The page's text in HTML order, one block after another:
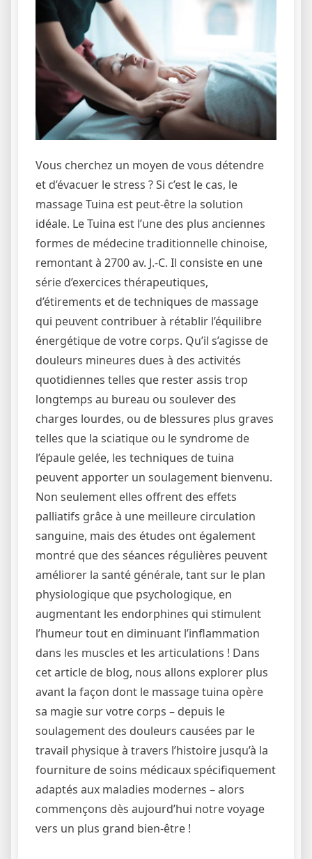
Vous cherchez un moyen de vous détendre
et d’évacuer le stress ? Si c’est le cas, le
massage Tuina est peut-être la solution
idéale. Le Tuina est l’une des plus anciennes
formes de médecine traditionnelle chinoise,
remontant à 2700 av. J.-C. Il consiste en une
série d’exercices thérapeutiques,
d’étirements et de techniques de massage
qui peuvent contribuer à rétablir l’équilibre
énergétique de votre corps. Qu’il s’agisse de
douleurs mineures dues à des activités
quotidiennes telles que rester assis trop
longtemps au bureau ou soulever des
charges lourdes, ou de blessures plus graves
telles que la sciatique ou le syndrome de
l’épaule gelée, les techniques de tuina
peuvent apporter un soulagement bienvenu.
Non seulement elles offrent des effets
palliatifs grâce à une meilleure circulation
sanguine, mais des études ont également
montré que des séances régulières peuvent
améliorer la santé générale, tant sur le plan
physiologique que psychologique, en
augmentant les endorphines qui stimulent
l’humeur tout en diminuant l’inflammation
dans les muscles et les articulations ! Dans
cet article de blog, nous allons explorer plus
avant la façon dont le massage tuina opère
sa magie sur votre corps – depuis le
soulagement des douleurs causées par le
travail physique à travers l’histoire jusqu’à la
fourniture de soins médicaux spécifiquement
adaptés aux maladies modernes – alors
commençons dès aujourd’hui notre voyage
vers un plus grand bien-être !